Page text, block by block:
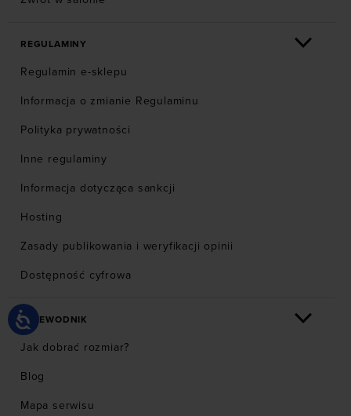
REGULAMINY
Regulamin e-sklepu
Informacja o zmianie Regulaminu
Polityka prywatności
Inne regulaminy
Informacja dotycząca sankcji
Hosting
Zasady publikowania i weryfikacji opinii
Dostępność cyfrowa
PRZEWODNIK
Jak dobrać rozmiar?
Blog
Mapa serwisu